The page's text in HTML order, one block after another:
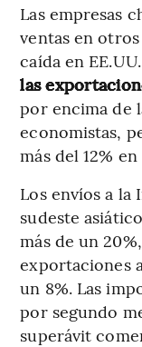
Las empresas
ventas en
caída en
las
por encima de
economistas,
más del 12%
Los envíos a la
sudeste
más de un
exportaciones
un 8%. Las
por segundo
superávit